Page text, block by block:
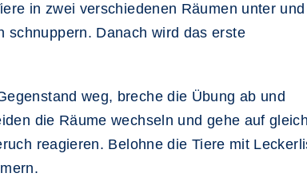
in zwei verschiedenen Räumen unter und
schnuppern. Danach wird das erste
weg, breche die Übung ab und
die Räume wechseln und gehe auf
reagieren. Belohne die Tiere mit